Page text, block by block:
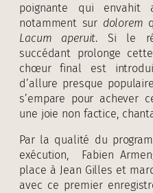
poignante qui
notamment sur dolorem
Lacum aperuit. Si le
succédant prolonge
chœur final est
d’allure presque
s’empare pour achever
une joie non factice,
Par la qualité du
exécution, Fabien
place à Jean Gilles et
avec ce premier